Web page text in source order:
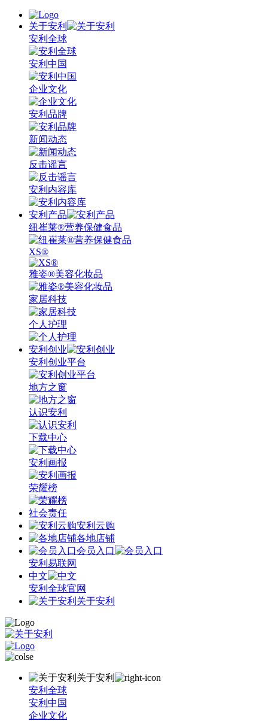
关于安利
安利全球
安利中国
企业文化
安利品牌
新闻动态
反击谣言
安利内容库
安利产品
纽崔莱®营养保健食品
XS®
雅姿®美容化妆品
家居科技
个人护理
安利创业
安利创业平台
地方之窗
认识安利
下载中心
安利画报
荣耀榜
社会责任
安利云购
各地店铺
会员入口
安利易联网
中文
安利全球官网
关于安利
关于安利
安利全球
安利中国
企业文化